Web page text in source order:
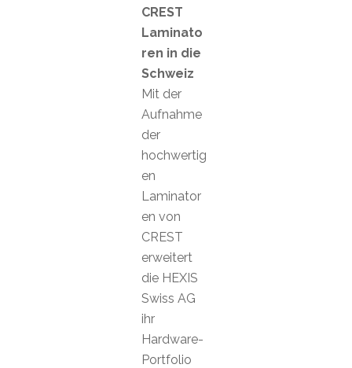
CREST
Laminato
ren in die
Schweiz
Mit der
Aufnahme
der
hochwertig
en
Laminator
en von
CREST
erweitert
die HEXIS
Swiss AG
ihr
Hardware-
Portfolio